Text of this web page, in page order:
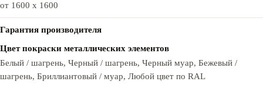
от 1600 x 1600
Гарантия производителя
Цвет покраски металлических элементов
Белый / шагрень, Черный / шагрень, Черный муар, Бежевый /
шагрень, Бриллиантовый / муар, Любой цвет по RAL